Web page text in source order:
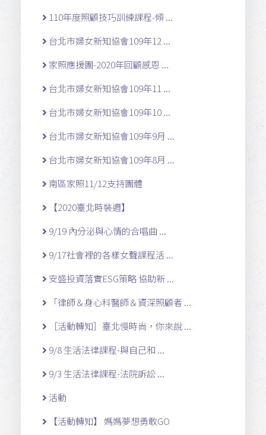
110年度照顧技巧訓練課程-傾 ...
台北市婦女新知協會109年12 ...
家照應援團-2020年回顧感恩 ...
台北市婦女新知協會109年11 ...
台北市婦女新知協會109年10 ...
台北市婦女新知協會109年9月 ...
台北市婦女新知協會109年8月 ...
南區家照11/12支持團體
【2020臺北時裝週】
9/19 內分泌與心情的合唱曲 ...
9/17社會裡的各樣女聲課程活 ...
安盛投資落實ESG策略 協助新 ...
「律師＆身心科醫師＆資深照顧者 ...
［活動轉知］臺北慢時尚，你來說 ...
9/8 生活法律課程-與自己和 ...
9/3 生活法律課程-法院訴訟 ...
活動
【活動轉知】 媽媽夢想勇敢GO